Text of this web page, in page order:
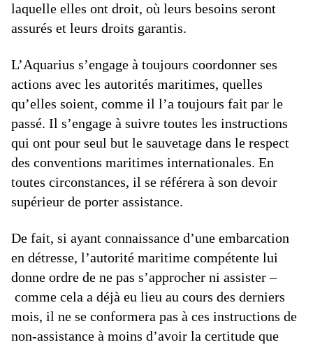
laquelle elles ont droit, où leurs besoins seront
assurés et leurs droits garantis.
L’Aquarius s’engage à toujours coordonner ses
actions avec les autorités maritimes, quelles
qu’elles soient, comme il l’a toujours fait par le
passé. Il s’engage à suivre toutes les instructions
qui ont pour seul but le sauvetage dans le respect
des conventions maritimes internationales. En
toutes circonstances, il se référera à son devoir
supérieur de porter assistance.
De fait, si ayant connaissance d’une embarcation
en détresse, l’autorité maritime compétente lui
donne ordre de ne pas s’approcher ni assister –
comme cela a déjà eu lieu au cours des derniers
mois, il ne se conformera pas à ces instructions de
non-assistance à moins d’avoir la certitude que